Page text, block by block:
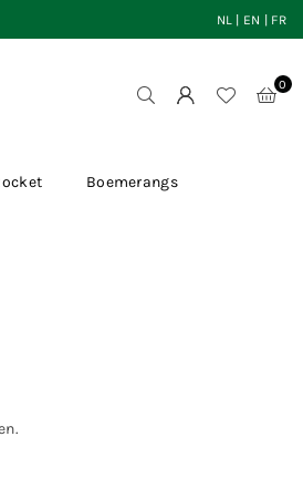
NL | EN | FR
0
Boemerangs